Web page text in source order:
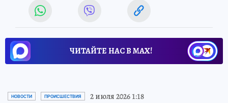
ЧИТАЙТЕ НАС В МАХ!
НОВОСТИ ПРОИСШЕСТВИЯ 2 июля 2026 1:18